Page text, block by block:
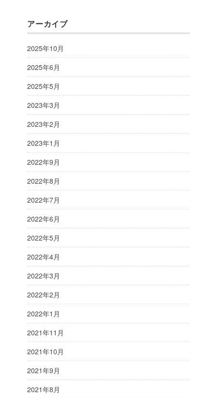
アーカイブ
2025年10月
2025年6月
2025年5月
2023年3月
2023年2月
2023年1月
2022年9月
2022年8月
2022年7月
2022年6月
2022年5月
2022年4月
2022年3月
2022年2月
2022年1月
2021年11月
2021年10月
2021年9月
2021年8月